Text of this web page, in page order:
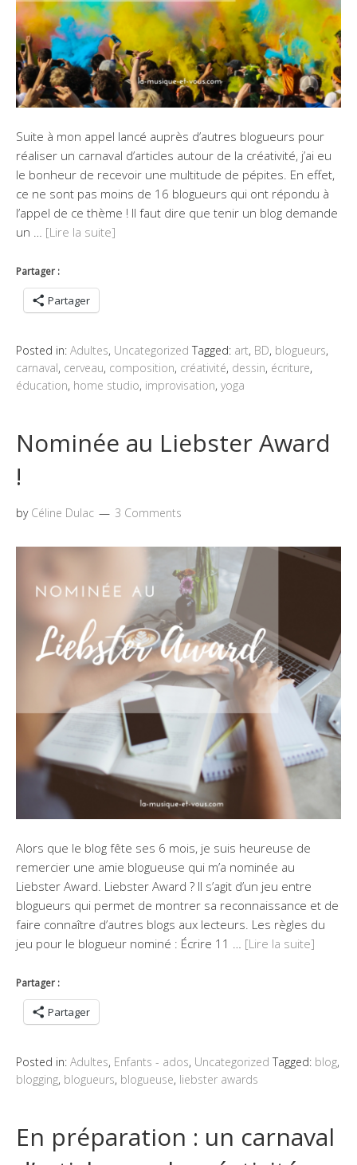
Suite à mon appel lancé auprès d’autres blogueurs pour
réaliser un carnaval d’articles autour de la créativité, j’ai eu
le bonheur de recevoir une multitude de pépites. En effet,
ce ne sont pas moins de 16 blogueurs qui ont répondu à
l’appel de ce thème ! Il faut dire que tenir un blog demande
un … [Lire la suite]
Partager :
Partager
Posted in: Adultes, Uncategorized Tagged: art, BD, blogueurs,
carnaval, cerveau, composition, créativité, dessin, écriture,
éducation, home studio, improvisation, yoga
Nominée au Liebster Award
!
by Céline Dulac 3 Comments
Alors que le blog fête ses 6 mois, je suis heureuse de
remercier une amie blogueuse qui m’a nominée au
Liebster Award. Liebster Award ? Il s’agit d’un jeu entre
blogueurs qui permet de montrer sa reconnaissance et de
faire connaître d’autres blogs aux lecteurs. Les règles du
jeu pour le blogueur nominé : Écrire 11 … [Lire la suite]
Partager :
Partager
Posted in: Adultes, Enfants - ados, Uncategorized Tagged: blog,
blogging, blogueurs, blogueuse, liebster awards
En préparation : un carnaval